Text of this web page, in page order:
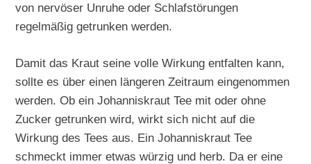
von nervöser Unruhe oder Schlafstörungen
regelmäßig getrunken werden.
Damit das Kraut seine volle Wirkung entfalten kann,
sollte es über einen längeren Zeitraum eingenommen
werden. Ob ein Johanniskraut Tee mit oder ohne
Zucker getrunken wird, wirkt sich nicht auf die
Wirkung des Tees aus. Ein Johanniskraut Tee
schmeckt immer etwas würzig und herb. Da er eine